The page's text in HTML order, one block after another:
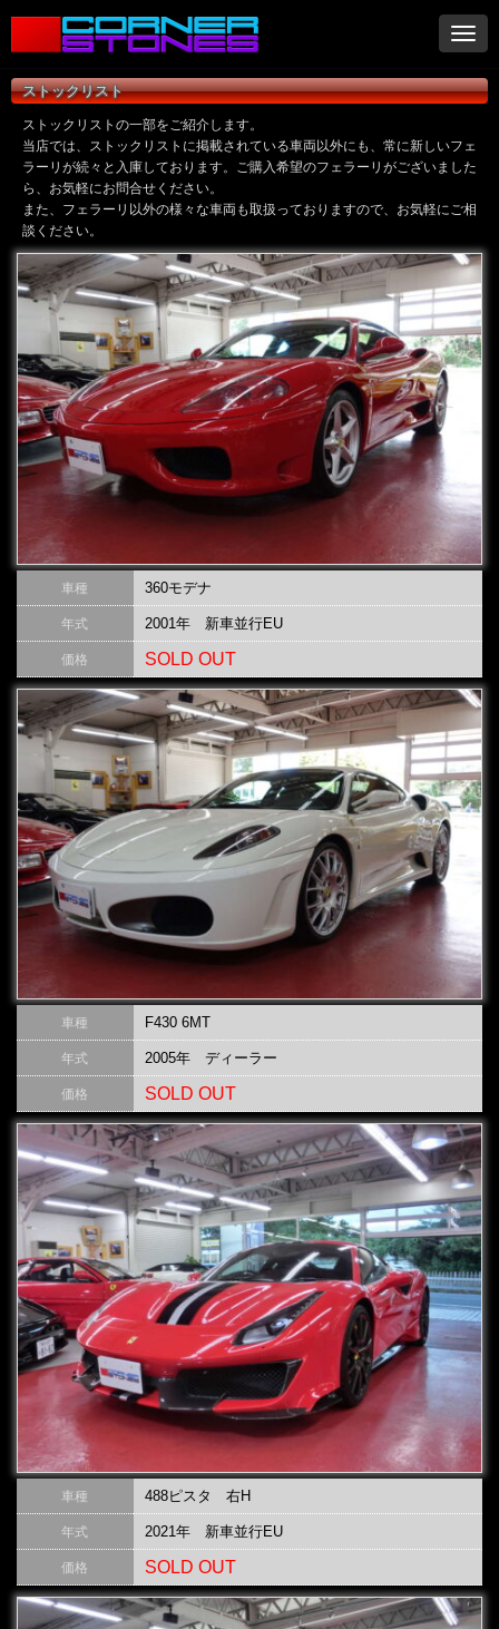
ナ
ビ
ゲ
ー
ョ
ン
ストックリスト
ストックリストの一部をご紹介します。
当店では、ストックリストに掲載されている車両以外にも、常に新しいフェ
ラーリが続々と入庫しております。ご購入希望のフェラーリがございました
ら、お気軽にお問合せください。
また、フェラーリ以外の様々な車両も取扱っておりますので、お気軽にご相
談ください。
車種 360モデナ
年式 2001年 新車並行EU
価格 SOLD OUT
車種 F430 6MT
年式 2005年 ディーラー
価格 SOLD OUT
車種 488ピスタ 右H
年式 2021年 新車並行EU
価格 SOLD OUT